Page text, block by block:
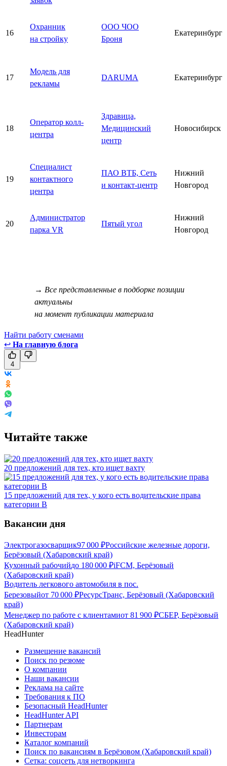
16
Охранник
на стройку
ООО ЧОО
Броня
Екатеринбург
17
Модель для
рекламы
DARUMA Екатеринбург
18
Оператор колл-
центра
Здравица,
Медицинский
центр
Новосибирск
19
Специалист
контактного
центра
ПАО ВТБ, Сеть
и контакт-центр
Нижний
Новгород
20
Администратор
парка VR
Пятый угол
Нижний
Новгород
→ Все представленные в подборке позиции
актуальны
на момент публикации материала
Найти работу сменами
↩ На главную блога
4
Читайте также
20 предложений для тех, кто ищет вахту
15 предложений для тех, у кого есть водительские права
категории В
Вакансии дня
Электрогазосварщик97 000 ₽Российские железные дороги,
Берёзовый (Хабаровский край)
Кухонный рабочийдо 180 000 ₽iFCM, Берёзовый
(Хабаровский край)
Водитель легкового автомобиля в пос.
Березовыйот 70 000 ₽РесурсТранс, Берёзовый (Хабаровский
край)
Менеджер по работе с клиентамиот 81 900 ₽СБЕР, Берёзовый
(Хабаровский край)
HeadHunter
Размещение вакансий
Поиск по резюме
О компании
Наши вакансии
Реклама на сайте
Требования к ПО
Безопасный HeadHunter
HeadHunter API
Партнерам
Инвесторам
Каталог компаний
Поиск по вакансиям в Берёзовом (Хабаровский край)
Сетка: соцсеть для нетворкинга